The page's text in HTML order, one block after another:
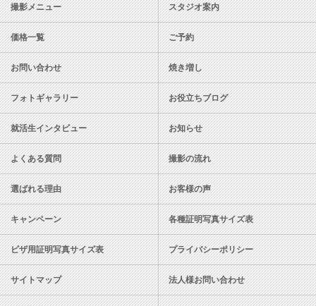
撮影メニュー スタジオ案内
価格一覧 ご予約
お問い合わせ 焼き増し
フォトギャラリー お役立ちブログ
就活生インタビュー お知らせ
よくある質問 撮影の流れ
選ばれる理由 お客様の声
キャンペーン 各種証明写真サイズ表
ビザ用証明写真サイズ表 プライバシーポリシー
サイトマップ 法人様お問い合わせ